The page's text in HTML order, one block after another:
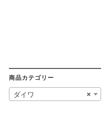
商品カテゴリー
×
ダイワ